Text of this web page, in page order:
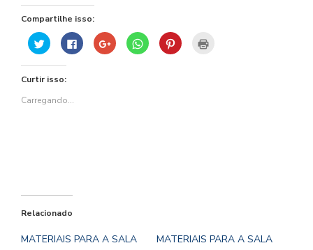
Compartilhe isso:
Clique
para
compartilhar
no
Twitter(abre
em
janela)
Clique
para
compartilhar
Compartilhe
no
Google+
Clique
para
compartilhar
Clique
para
Curtir isso:
Carregando...
Relacionado
MATERIAIS PARA A SALA
MATERIAIS PARA A SALA